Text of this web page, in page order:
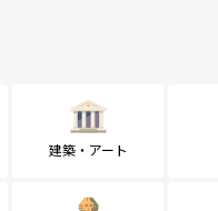
建築・アート